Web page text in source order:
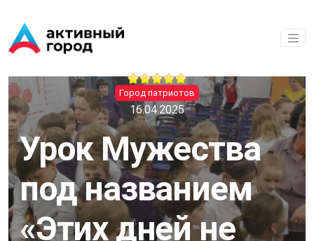
Город патриотов
16.04.2025
Урок Мужества
под названием
«Этих дней не